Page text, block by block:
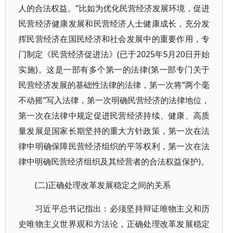
人的合法权益。”比如为优化民营经济发展环境，促进
民营经济健康发展和民营经济人士健康成长，充分发
挥民营经济在国民经济和社会发展中的重要作用，专
门制定《民营经济促进法》(已于2025年5月20日开始
实施)。这是一部有多个第一的法律(第一部专门关于
民营经济发展的基础性法律的法律，第一次将“两个毫
不动摇”写入法律，第一次明确民营经济的法律地位，
第一次在法律中规定促进民营经济持续、健康、高质
量发展是国家长期坚持的重大方针政策，第一次在法
律中明确保障民营经济组织的平等权利，第一次在法
律中明确民营经济组织及其经营者的合法权益保护)。
(二)正确处理改革发展稳定之间的关系
习近平总书记指出：必须坚持辩证唯物主义和历
史唯物主义世界观和方法论，正确处理改革发展稳定